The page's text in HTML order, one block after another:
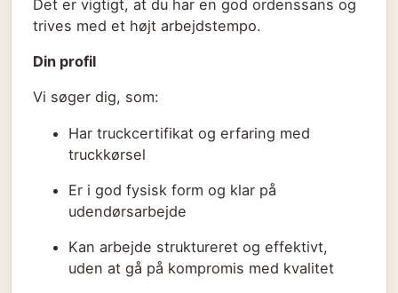
Det er vigtigt, at du har en god ordenssans og
trives med et højt arbejdstempo.
Din profil
Vi søger dig, som:
Har truckcertifikat og erfaring med
truckkørsel
Er i god fysisk form og klar på
udendørsarbejde
Kan arbejde struktureret og effektivt,
uden at gå på kompromis med kvalitet